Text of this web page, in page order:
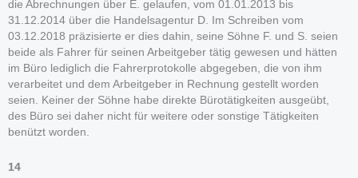
die Abrechnungen über E. gelaufen, vom 01.01.2013 bis
31.12.2014 über die Handelsagentur D. Im Schreiben vom
03.12.2018 präzisierte er dies dahin, seine Söhne F. und S. seien
beide als Fahrer für seinen Arbeitgeber tätig gewesen und hätten
im Büro lediglich die Fahrerprotokolle abgegeben, die von ihm
verarbeitet und dem Arbeitgeber in Rechnung gestellt worden
seien. Keiner der Söhne habe direkte Bürotätigkeiten ausgeübt,
des Büro sei daher nicht für weitere oder sonstige Tätigkeiten
benützt worden.
14